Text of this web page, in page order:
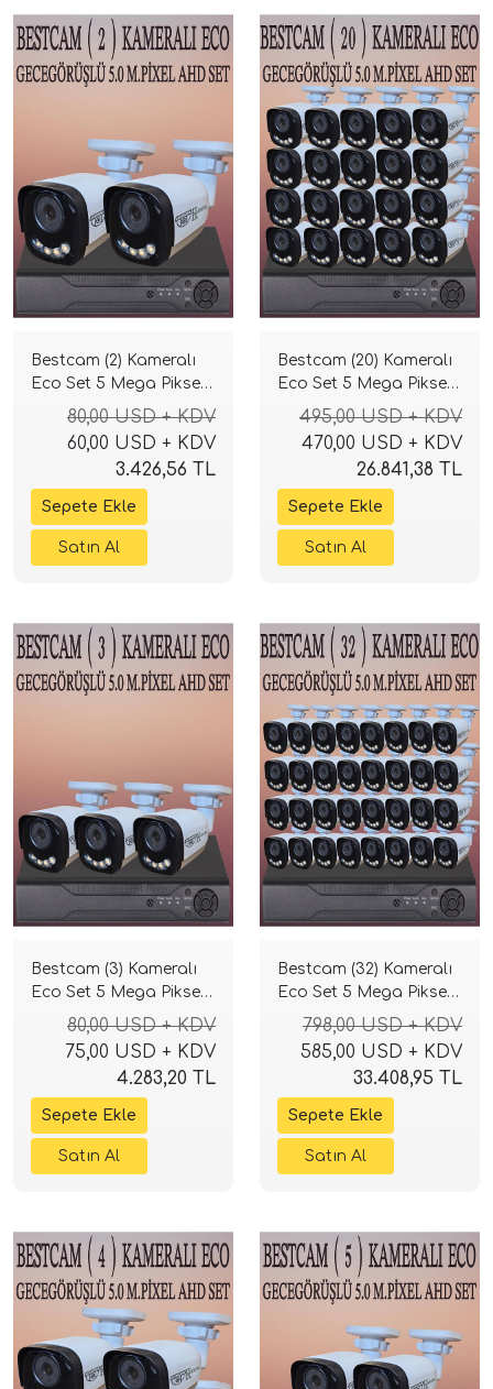
Bestcam (2) Kameralı
Eco Set 5 Mega Piksel
Sony Lensli Full HD
Gece Görüşlü Güvenlik
Kamerası Sistemi
80,00 USD + KDV
60,00 USD + KDV
3.426,56 TL
Bestcam (20) Kameralı
Eco Set 5 Mega Piksel
Sony Lensli Full HD
Gece Görüşlü Güvenlik
Kamerası Sistemi
495,00 USD + KDV
470,00 USD + KDV
26.841,38 TL
Bestcam (3) Kameralı
Eco Set 5 Mega Piksel
Sony Lensli Full HD
Gece Görüşlü Güvenlik
Kamerası Sistemi
80,00 USD + KDV
75,00 USD + KDV
4.283,20 TL
Bestcam (32) Kameralı
Eco Set 5 Mega Piksel
Sony Lensli Full HD
Gece Görüşlü Güvenlik
Kamerası Sistemi
798,00 USD + KDV
585,00 USD + KDV
33.408,95 TL